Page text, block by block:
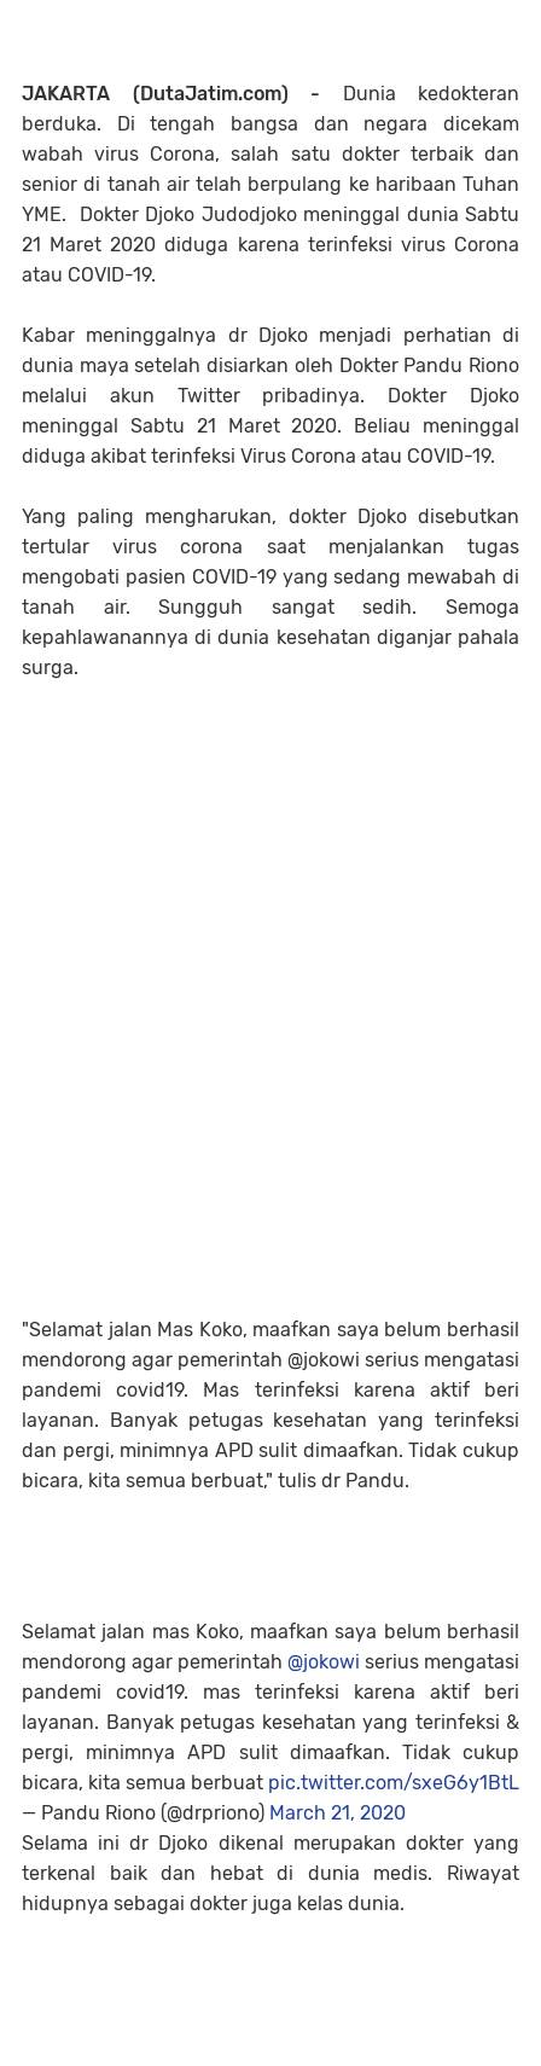
JAKARTA (DutaJatim.com) -
Dunia kedokteran
berduka. Di tengah bangsa dan negara dicekam
wabah virus Corona, salah satu dokter terbaik dan
senior di tanah air telah berpulang ke haribaan Tuhan
YME. Dokter Djoko Judodjoko meninggal dunia Sabtu
21 Maret 2020 diduga karena terinfeksi virus Corona
atau COVID-19.
Kabar meninggalnya dr Djoko menjadi perhatian di
dunia maya setelah disiarkan oleh Dokter Pandu Riono
melalui akun Twitter pribadinya. Dokter Djoko
meninggal Sabtu 21 Maret 2020. Beliau meninggal
diduga akibat terinfeksi Virus Corona atau COVID-19.
Yang paling mengharukan, dokter Djoko disebutkan
tertular virus corona saat menjalankan tugas
mengobati pasien COVID-19 yang sedang mewabah di
tanah air. Sungguh sangat sedih. Semoga
kepahlawanannya di dunia kesehatan diganjar pahala
surga.
"Selamat jalan Mas Koko, maafkan saya belum berhasil
mendorong agar pemerintah @jokowi serius mengatasi
pandemi covid19. Mas terinfeksi karena aktif beri
layanan. Banyak petugas kesehatan yang terinfeksi
dan pergi, minimnya APD sulit dimaafkan. Tidak cukup
bicara, kita semua berbuat," tulis dr Pandu.
Selamat jalan mas Koko, maafkan saya belum berhasil
mendorong agar pemerintah @jokowi serius mengatasi
pandemi covid19. mas terinfeksi karena aktif beri
layanan. Banyak petugas kesehatan yang terinfeksi &
pergi, minimnya APD sulit dimaafkan. Tidak cukup
bicara, kita semua berbuat pic.twitter.com/sxeG6y1BtL
— Pandu Riono (@drpriono) March 21, 2020
Selama ini dr Djoko dikenal merupakan dokter yang
terkenal baik dan hebat di dunia medis. Riwayat
hidupnya sebagai dokter juga kelas dunia.